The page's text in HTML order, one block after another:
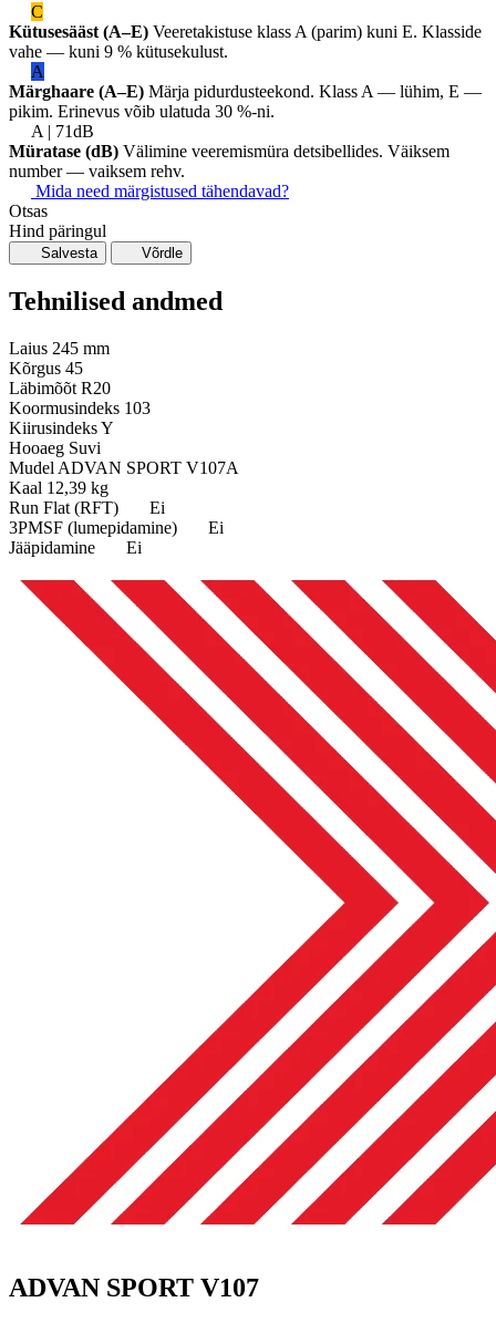
C
Kütusesääst (A–E) Veeretakistuse klass A (parim) kuni E. Klasside
vahe — kuni 9 % kütusekulust.
A
Märghaare (A–E) Märja pidurdusteekond. Klass A — lühim, E —
pikim. Erinevus võib ulatuda 30 %-ni.
A | 71dB
Müratase (dB) Välimine veeremismüra detsibellides. Väiksem
number — vaiksem rehv.
Mida need märgistused tähendavad?
Otsas
Hind päringul
Salvesta Võrdle
Tehnilised andmed
Laius 245 mm
Kõrgus 45
Läbimõõt R20
Koormusindeks 103
KiirusindeksY
Hooaeg Suvi
Mudel ADVAN SPORT V107A
Kaal 12,39 kg
Run Flat (RFT)
Ei
3PMSF (lumepidamine)
Ei
Jääpidamine
Ei
ADVAN SPORT V107